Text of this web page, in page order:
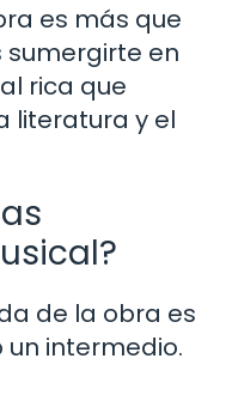
es más que
sumergirte en
rica que
literatura y el
de la obra es
un intermedio.